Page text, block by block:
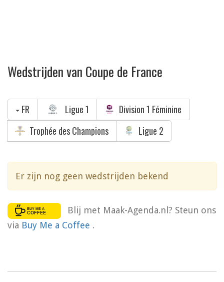
Wedstrijden van Coupe de France
FR Ligue 1
Division 1 Féminine
Trophée des Champions
Ligue 2
Er zijn nog geen wedstrijden bekend
Blij met Maak-Agenda.nl? Steun ons
via Buy Me a Coffee .